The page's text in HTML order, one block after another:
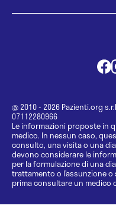
@ 2010 - 2026 Pazienti.org
07112280966
Le informazioni proposte in
medico. In nessun caso,
consulto, una visita o una
devono considerare le
per la formulazione di una
trattamento o l’assunzione
prima consultare un medico